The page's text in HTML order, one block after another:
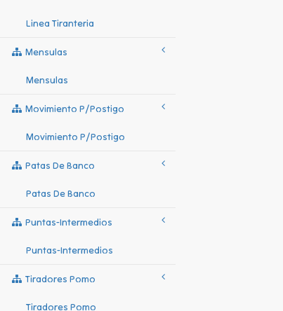
Linea Tiranteria
Mensulas
Mensulas
Movimiento P/postigo
Movimiento P/postigo
Patas De Banco
Patas De Banco
Puntas-Intermedios
Puntas-Intermedios
Tiradores Pomo
Tiradores Pomo